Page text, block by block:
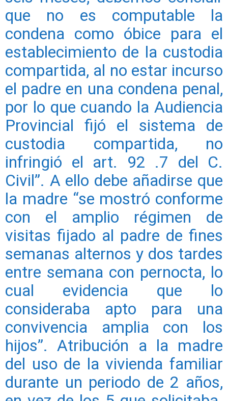
que no es computable la
condena como óbice para el
establecimiento de la custodia
compartida, al no estar incurso
el padre en una condena penal,
por lo que cuando la Audiencia
Provincial fijó el sistema de
custodia compartida, no
infringió el art. 92 .7 del C.
Civil”. A ello debe añadirse que
la madre “se mostró conforme
con el amplio régimen de
visitas fijado al padre de fines
semanas alternos y dos tardes
entre semana con pernocta, lo
cual evidencia que lo
consideraba apto para una
convivencia amplia con los
hijos”. Atribución a la madre
del uso de la vivienda familiar
durante un periodo de 2 años,